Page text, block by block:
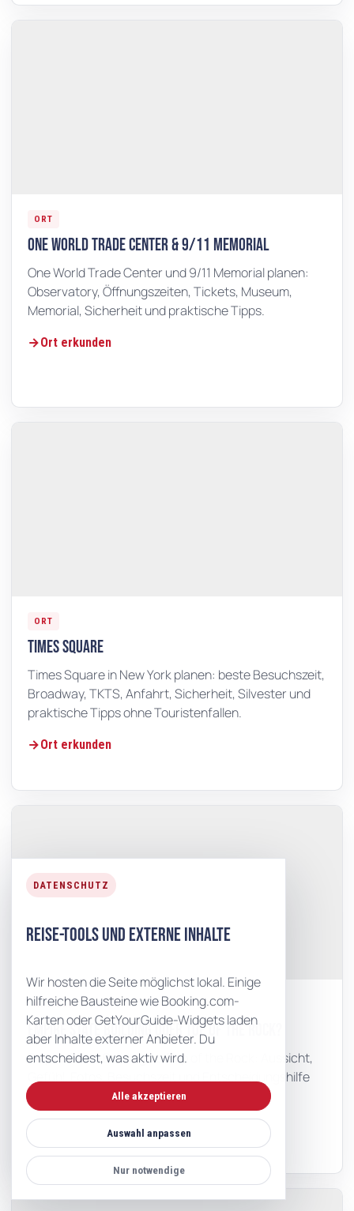
ORT
One World Trade Center & 9/11 Memorial
One World Trade Center und 9/11 Memorial planen:
Observatory, Öffnungszeiten, Tickets, Museum,
Memorial, Sicherheit und praktische Tipps.
Ort erkunden
ORT
Times Square
Times Square in New York planen: beste Besuchszeit,
Broadway, TKTS, Anfahrt, Sicherheit, Silvester und
praktische Tipps ohne Touristenfallen.
Ort erkunden
ARTIKEL
Empire State Building oder Top of the Rock?
Empire State Building vs. Top of the Rock: Aussicht,
Gefühl, Fotos, Besuchszeit und Entscheidungshilfe
für deine New-York-Reise.
Artikel lesen
DATENSCHUTZ
Reise-Tools und externe Inhalte
Wir hosten die Seite möglichst lokal. Einige
hilfreiche Bausteine wie Booking.com-
Karten oder GetYourGuide-Widgets laden
aber Inhalte externer Anbieter. Du
entscheidest, was aktiv wird.
Alle akzeptieren
Auswahl anpassen
Nur notwendige